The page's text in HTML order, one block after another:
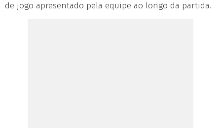
de jogo apresentado pela equipe ao longo da partida.